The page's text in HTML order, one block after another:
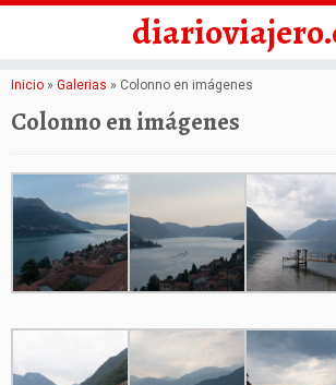
Saltar
Inicio » Galerias » Colonno en imágenes
Colonno en imágenes